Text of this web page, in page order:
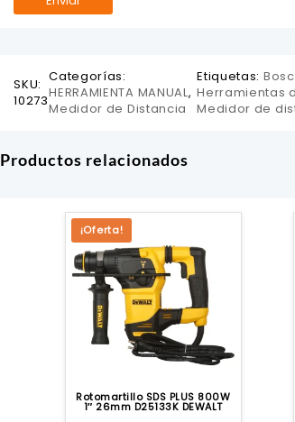
SKU:
10273
Categorías:
HERRAMIENTA MANUAL,
Medidor de Distancia
Etiquetas:
Herramientas
Medidor de
Productos relacionados
¡Oferta!
Rotomartillo SDS PLUS 800W
1″ 26mm D25133K DEWALT